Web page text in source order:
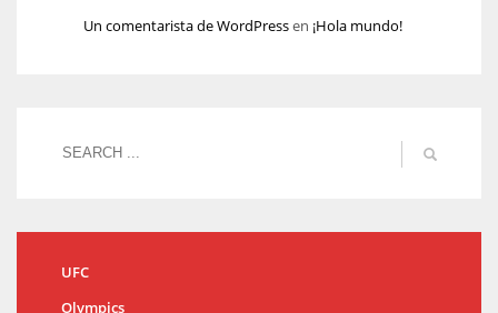
Un comentarista de WordPressen ¡Hola mundo!
UFC
Olympics